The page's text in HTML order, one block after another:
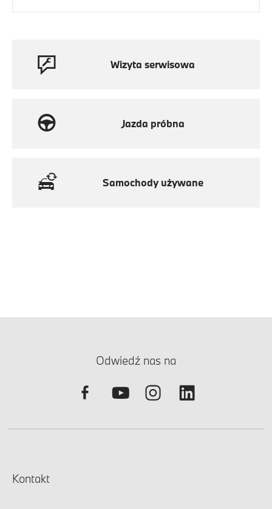
Wizyta serwisowa
Jazda próbna
Samochody używane
Odwiedź nas na
Kontakt